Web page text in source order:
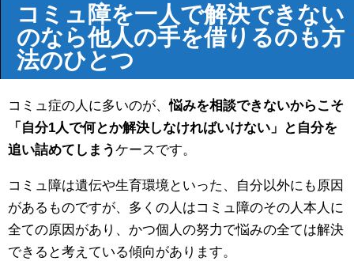
コミュ障を一人で解決できない
のなら他人の手を借りるのも方
法のひとつ
コミュ症の人に多いのが、悩みを相談できないからこそ
「自分1人で何とか解決しなければいけない」と自分を
追い詰めてしまうケースです。
コミュ障は遺伝や生育環境といった、自分以外にも原因
があるものですが、多くの人はコミュ障のその人本人に
全ての原因があり、かつ個人の努力で悩みの全ては解決
できると考えている傾向があります。